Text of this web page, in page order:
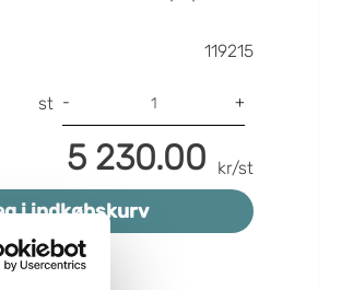
betydeligt hurtigere ved at
direkte på uden først at
fra papiret. Når
fra en etiketdispenser,
automatisk madet og er
er tilgængelig
(bredder) på
etiketdispenser bruges
119215
st - +
5 230.00 kr/st
i indkøbskurv